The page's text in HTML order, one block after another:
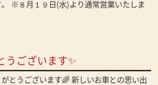
※８月１９日(水)より通常営業いたしま
うございます✨
とうございます🌈 新しいお車との思い出